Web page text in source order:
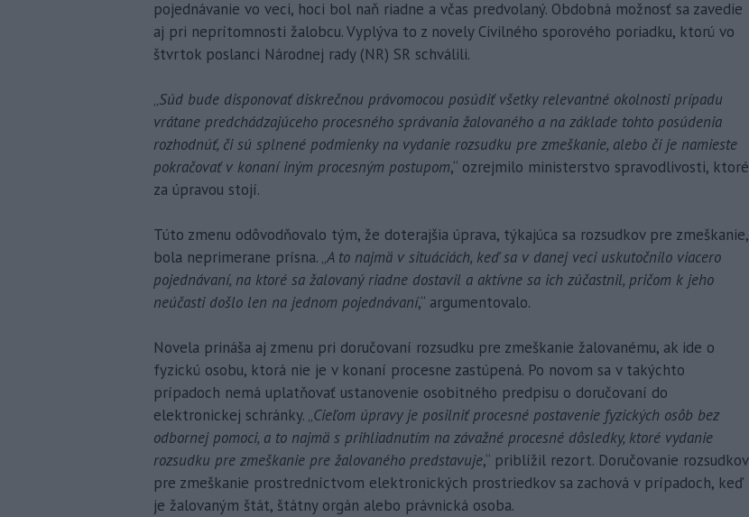
pojednávanie vo veci, hoci bol naň riadne a včas predvolaný. Obdobná možnosť sa zavedie
aj pri neprítomnosti žalobcu. Vyplýva to z novely Civilného sporového poriadku, ktorú vo
štvrtok poslanci Národnej rady (NR) SR schválili.
„Súd bude disponovať diskrečnou právomocou posúdiť všetky relevantné okolnosti prípadu
vrátane predchádzajúceho procesného správania žalovaného a na základe tohto posúdenia
rozhodnúť, či sú splnené podmienky na vydanie rozsudku pre zmeškanie, alebo či je namieste
pokračovať v konaní iným procesným postupom,“ ozrejmilo ministerstvo spravodlivosti, ktoré
za úpravou stojí.
Túto zmenu odôvodňovalo tým, že doterajšia úprava, týkajúca sa rozsudkov pre zmeškanie,
bola neprimerane prísna. „A to najmä v situáciách, keď sa v danej veci uskutočnilo viacero
pojednávaní, na ktoré sa žalovaný riadne dostavil a aktívne sa ich zúčastnil, pričom k jeho
neúčasti došlo len na jednom pojednávaní,“ argumentovalo.
Novela prináša aj zmenu pri doručovaní rozsudku pre zmeškanie žalovanému, ak ide o
fyzickú osobu, ktorá nie je v konaní procesne zastúpená. Po novom sa v takýchto
prípadoch nemá uplatňovať ustanovenie osobitného predpisu o doručovaní do
elektronickej schránky. „Cieľom úpravy je posilniť procesné postavenie fyzických osôb bez
odbornej pomoci, a to najmä s prihliadnutím na závažné procesné dôsledky, ktoré vydanie
rozsudku pre zmeškanie pre žalovaného predstavuje,“ priblížil rezort. Doručovanie rozsudkov
pre zmeškanie prostredníctvom elektronických prostriedkov sa zachová v prípadoch, keď
je žalovaným štát, štátny orgán alebo právnická osoba.